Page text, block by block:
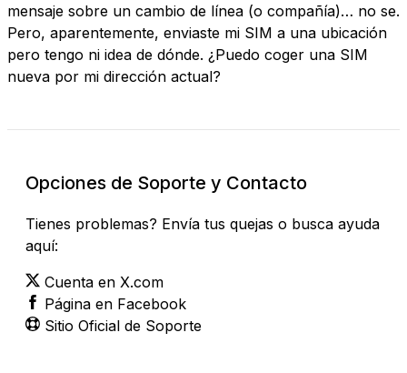
mensaje sobre un cambio de línea (o compañía)… no se.
Pero, aparentemente, enviaste mi SIM a una ubicación
pero tengo ni idea de dónde. ¿Puedo coger una SIM
nueva por mi dirección actual?
Opciones de Soporte y Contacto
Tienes problemas? Envía tus quejas o busca ayuda
aquí:
Cuenta en X.com
Página en Facebook
Sitio Oficial de Soporte